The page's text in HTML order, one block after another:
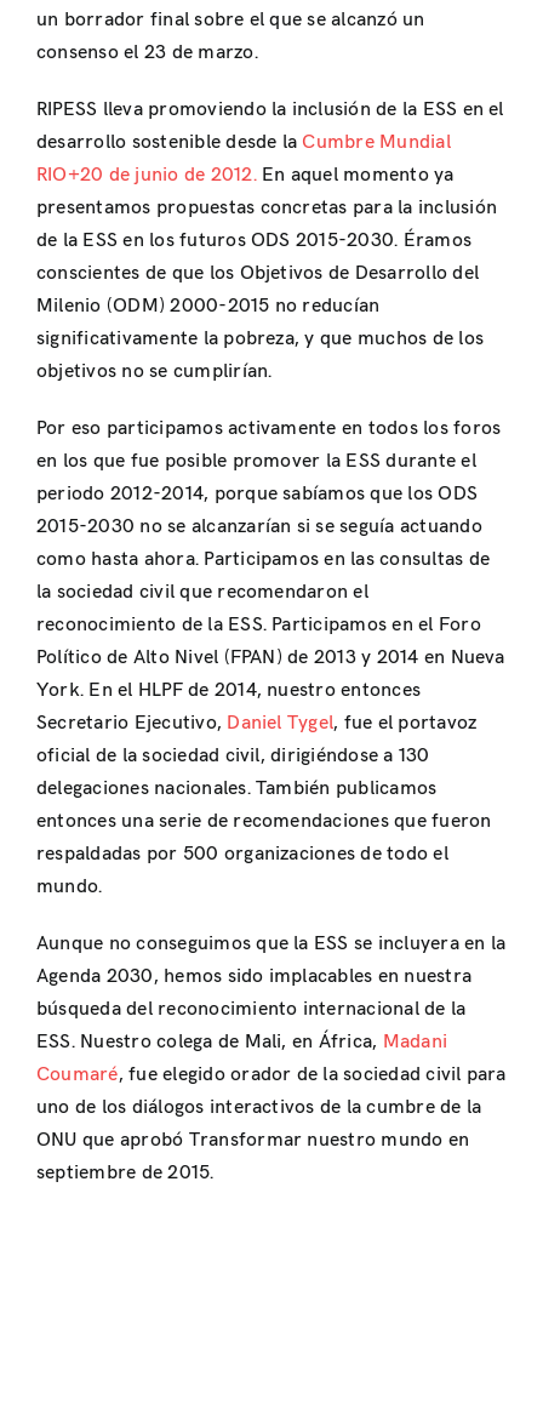
un borrador final sobre el que se alcanzó un
consenso el 23 de marzo.
RIPESS lleva promoviendo la inclusión de la ESS en el
desarrollo sostenible desde la Cumbre Mundial
RIO+20 de junio de 2012.En aquel momento ya
presentamos propuestas concretas para la inclusión
de la ESS en los futuros ODS 2015-2030. Éramos
conscientes de que los Objetivos de Desarrollo del
Milenio (ODM) 2000-2015 no reducían
significativamente la pobreza, y que muchos de los
objetivos no se cumplirían.
Por eso participamos activamente en todos los foros
en los que fue posible promover la ESS durante el
periodo 2012-2014, porque sabíamos que los ODS
2015-2030 no se alcanzarían si se seguía actuando
como hasta ahora. Participamos en las consultas de
la sociedad civil que recomendaron el
reconocimiento de la ESS. Participamos en el Foro
Político de Alto Nivel (FPAN) de 2013 y 2014 en Nueva
York. En el HLPF de 2014, nuestro entonces
Secretario Ejecutivo, Daniel Tygel, fue el portavoz
oficial de la sociedad civil, dirigiéndose a 130
delegaciones nacionales. También publicamos
entonces una serie de recomendaciones que fueron
respaldadas por 500 organizaciones de todo el
mundo.
Aunque no conseguimos que la ESS se incluyera en la
Agenda 2030, hemos sido implacables en nuestra
búsqueda del reconocimiento internacional de la
ESS. Nuestro colega de Mali, en África, Madani
Coumaré, fue elegido orador de la sociedad civil para
uno de los diálogos interactivos de la cumbre de la
ONU que aprobó Transformar nuestro mundo en
septiembre de 2015.